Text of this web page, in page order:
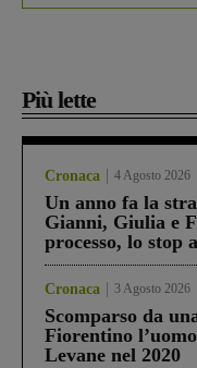
Più lette
Cronaca 4 Agosto 2026
Un anno fa la
Gianni, Giulia e
processo, lo stop
Cronaca 3 Agosto 2026
Scomparso da
Fiorentino
Levane nel 2020